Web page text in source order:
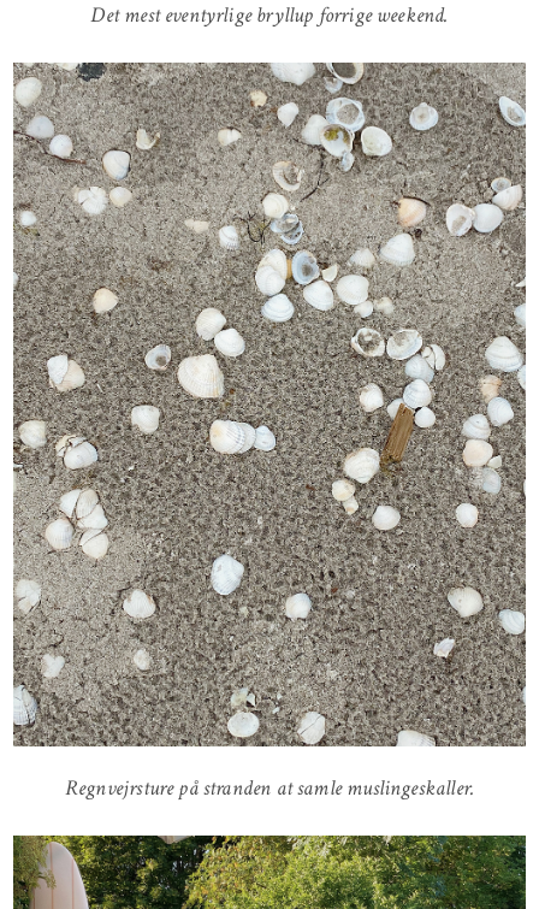
Det mest eventyrlige bryllup forrige weekend.
Regnvejrsture på stranden at samle muslingeskaller.